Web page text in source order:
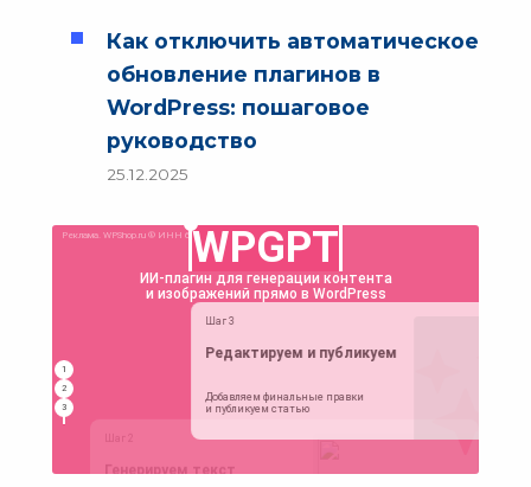
Как отключить автоматическое
обновление плагинов в
WordPress: пошаговое
руководство
25.12.2025